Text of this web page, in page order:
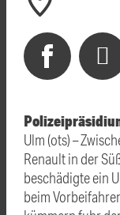
Ulm (ots) –
Renault in der
beschädigte ein
beim